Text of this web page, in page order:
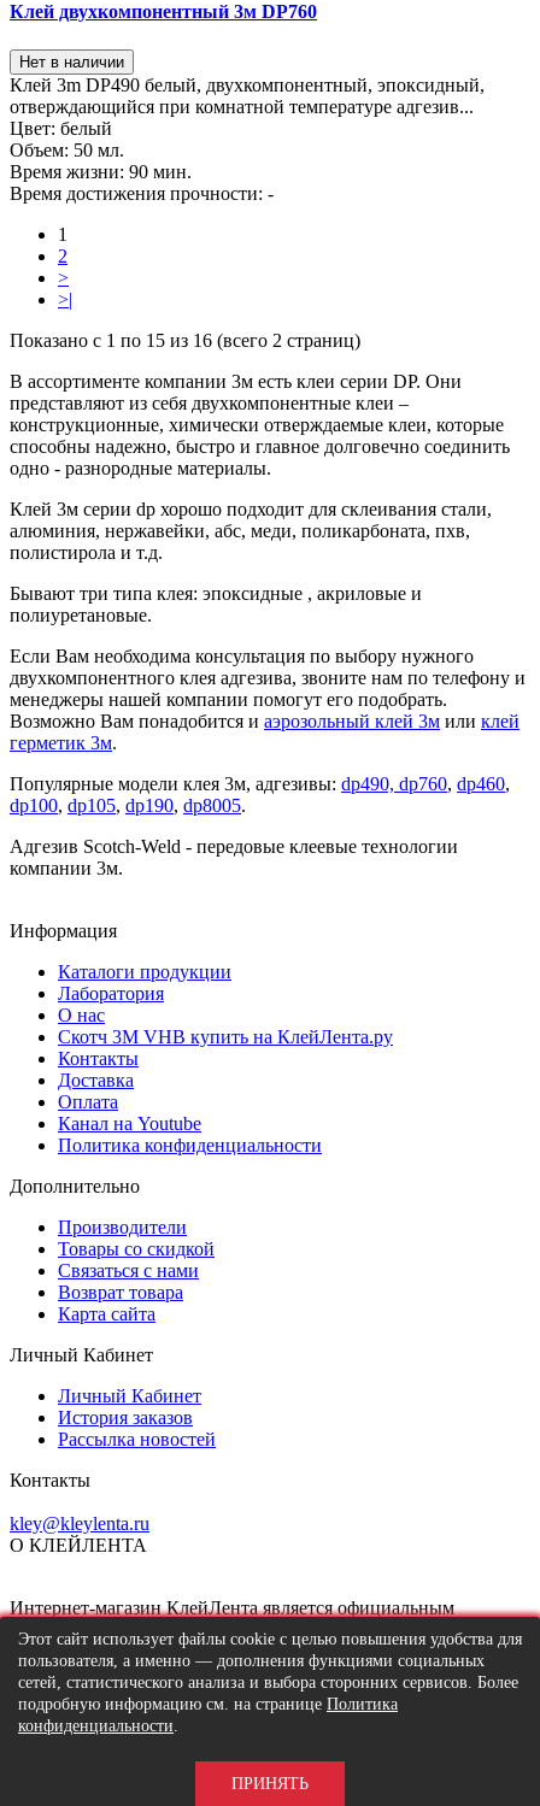
Клей двухкомпонентный 3м DP760
Нет в наличии
Клей 3m DP490 белый, двухкомпонентный, эпоксидный,
отверждающийся при комнатной температуре адгезив...
Цвет: белый
Объем: 50 мл.
Время жизни: 90 мин.
Время достижения прочности: -
1
2
>
>|
Показано с 1 по 15 из 16 (всего 2 страниц)
В ассортименте компании 3м есть клеи серии DP. Они
представляют из себя двухкомпонентные клеи –
конструкционные, химически отверждаемые клеи, которые
способны надежно, быстро и главное долговечно соединить
одно - разнородные материалы.
Клей 3м серии dp хорошо подходит для склеивания стали,
алюминия, нержавейки, абс, меди, поликарбоната, пхв,
полистирола и т.д.
Бывают три типа клея: эпоксидные , акриловые и
полиуретановые.
Если Вам необходима консультация по выбору нужного
двухкомпонентного клея адгезива, звоните нам по телефону и
менеджеры нашей компании помогут его подобрать.
Возможно Вам понадобится и аэрозольный клей 3м или клей
герметик 3м.
Популярные модели клея 3м, адгезивы: dp490, dp760, dp460,
dp100, dp105, dp190, dp8005.
Адгезив Scotch-Weld - передовые клеевые технологии
компании 3м.
Информация
Каталоги продукции
Лаборатория
О нас
Скотч 3M VHB купить на КлейЛента.ру
Контакты
Доставка
Оплата
Канал на Youtube
Политика конфиденциальности
Дополнительно
Производители
Товары со скидкой
Связаться с нами
Возврат товара
Карта сайта
Личный Кабинет
Личный Кабинет
История заказов
Рассылка новостей
Контакты
kley@kleylenta.ru
О КЛЕЙЛЕНТА
Интернет-магазин КлейЛента является официальным
поставщиком клейких лент
SM Chemie
и двухстороннего
скотча 3м.
Этот сайт использует файлы cookie с целью повышения удобства для
пользователя, а именно — дополнения функциями социальных
сетей, статистического анализа и выбора сторонних сервисов. Более
подробную информацию см. на странице Политика
конфиденциальности.
ПРИНЯТЬ